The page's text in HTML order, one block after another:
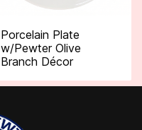
Porcelain Plate
w/Pewter Olive
Branch Décor